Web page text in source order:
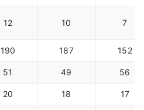
12 10 7
190 187 152
51 49 56
20 18 17